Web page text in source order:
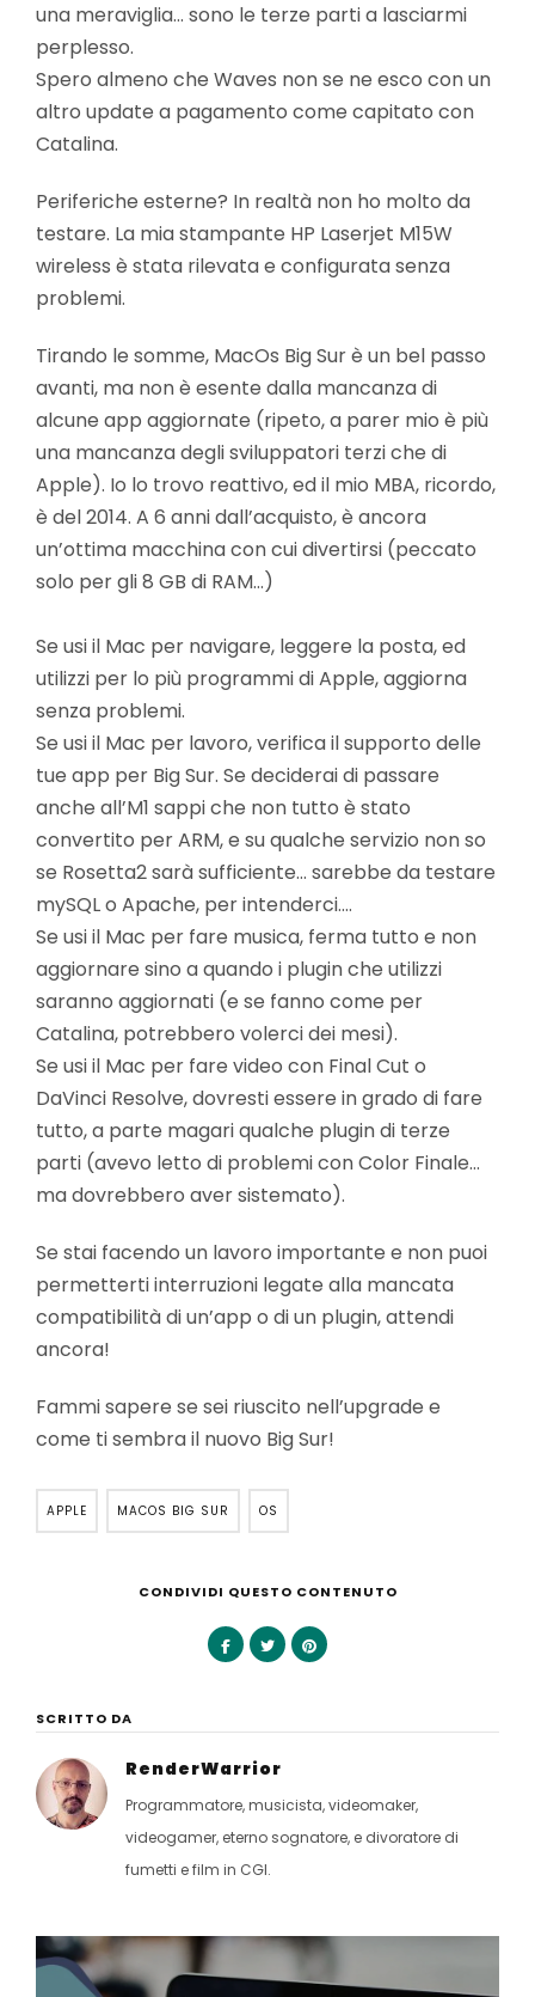
una meraviglia… sono le terze parti a lasciarmi
perplesso.
Spero almeno che Waves non se ne esco con un
altro update a pagamento come capitato con
Catalina.
Periferiche esterne? In realtà non ho molto da
testare. La mia stampante HP Laserjet M15W
wireless è stata rilevata e configurata senza
problemi.
Tirando le somme, MacOs Big Sur è un bel passo
avanti, ma non è esente dalla mancanza di
alcune app aggiornate (ripeto, a parer mio è più
una mancanza degli sviluppatori terzi che di
Apple). Io lo trovo reattivo, ed il mio MBA, ricordo,
è del 2014. A 6 anni dall’acquisto, è ancora
un’ottima macchina con cui divertirsi (peccato
solo per gli 8 GB di RAM…)
Se usi il Mac per navigare, leggere la posta, ed
utilizzi per lo più programmi di Apple, aggiorna
senza problemi.
Se usi il Mac per lavoro, verifica il supporto delle
tue app per Big Sur. Se deciderai di passare
anche all’M1 sappi che non tutto è stato
convertito per ARM, e su qualche servizio non so
se Rosetta2 sarà sufficiente… sarebbe da testare
mySQL o Apache, per intenderci….
Se usi il Mac per fare musica, ferma tutto e non
aggiornare sino a quando i plugin che utilizzi
saranno aggiornati (e se fanno come per
Catalina, potrebbero volerci dei mesi).
Se usi il Mac per fare video con Final Cut o
DaVinci Resolve, dovresti essere in grado di fare
tutto, a parte magari qualche plugin di terze
parti (avevo letto di problemi con Color Finale…
ma dovrebbero aver sistemato).
Se stai facendo un lavoro importante e non puoi
permetterti interruzioni legate alla mancata
compatibilità di un’app o di un plugin, attendi
ancora!
Fammi sapere se sei riuscito nell’upgrade e
come ti sembra il nuovo Big Sur!
APPLE MACOS BIG SUR OS
CONDIVIDI QUESTO CONTENUTO
SCRITTO DA
RenderWarrior
Programmatore, musicista, videomaker,
videogamer, eterno sognatore, e divoratore di
fumetti e film in CGI.